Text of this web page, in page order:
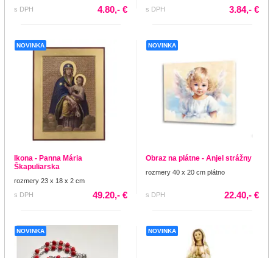
s DPH 4.80,- €
s DPH
3.84,- €
NOVINKA
Ikona - Panna Mária
Škapuliarska
rozmery 23 x 18 x 2 cm
s DPH
49.20,- €
NOVINKA
Obraz na plátne - Anjel strážny
rozmery 40 x 20 cm plátno
s DPH 22.40,- €
NOVINKA NOVINKA